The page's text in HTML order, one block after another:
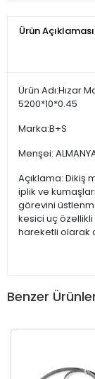
Ürün Açıklaması
Ürün Adı:Hızar
5200*10*0.45
Marka:B+S
Menşei:
Açıklama: Dikiş
iplik ve
görevini
kesici uç özellikli
hareketli olarak
Benzer